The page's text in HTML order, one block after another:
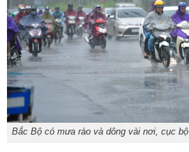
Bắc Bộ có mưa rào và dông vài nơi, cục